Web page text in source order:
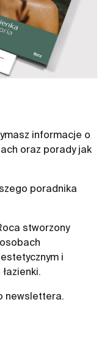
informacje o
oraz porady jak
poradnika
stworzony
i
newslettera.